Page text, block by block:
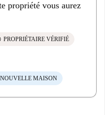
propriété vous aurez
PROPRIÉTAIRE VÉRIFIÉ
MAISON